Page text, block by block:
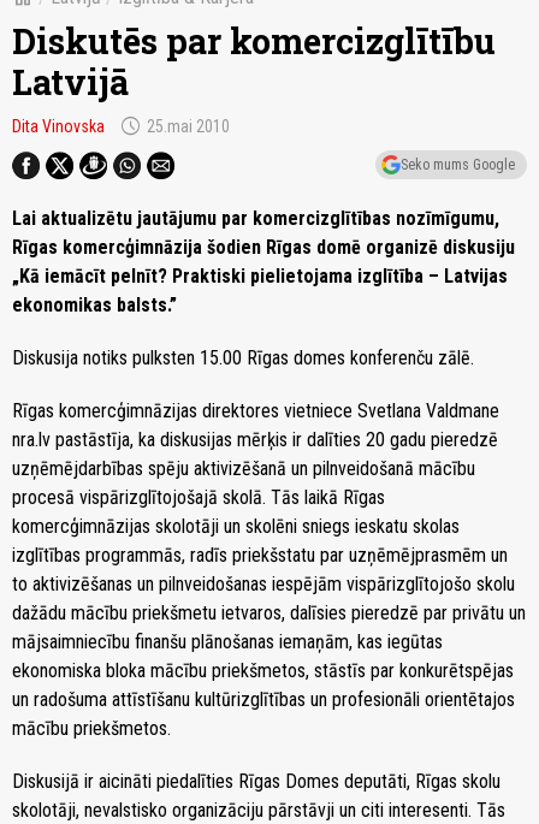
Diskutēs par komercizglītību
Latvijā
Dita Vinovska schedule 25.mai 2010
Seko mums Google
Lai aktualizētu jautājumu par komercizglītības nozīmīgumu,
Rīgas komercģimnāzija šodien Rīgas domē organizē diskusiju
„Kā iemācīt pelnīt? Praktiski pielietojama izglītība – Latvijas
ekonomikas balsts.”
Diskusija notiks pulksten 15.00 Rīgas domes konferenču zālē.
Rīgas komercģimnāzijas direktores vietniece Svetlana Valdmane
nra.lv pastāstīja, ka diskusijas mērķis ir dalīties 20 gadu pieredzē
uzņēmējdarbības spēju aktivizēšanā un pilnveidošanā mācību
procesā vispārizglītojošajā skolā. Tās laikā Rīgas
komercģimnāzijas skolotāji un skolēni sniegs ieskatu skolas
izglītības programmās, radīs priekšstatu par uzņēmējprasmēm un
to aktivizēšanas un pilnveidošanas iespējām vispārizglītojošo skolu
dažādu mācību priekšmetu ietvaros, dalīsies pieredzē par privātu un
mājsaimniecību finanšu plānošanas iemaņām, kas iegūtas
ekonomiska bloka mācību priekšmetos, stāstīs par konkurētspējas
un radošuma attīstīšanu kultūrizglītības un profesionāli orientētajos
mācību priekšmetos.
Diskusijā ir aicināti piedalīties Rīgas Domes deputāti, Rīgas skolu
skolotāji, nevalstisko organizāciju pārstāvji un citi interesenti. Tās